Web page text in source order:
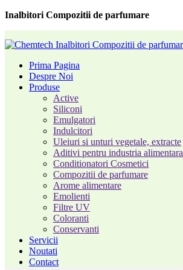
Inalbitori Compozitii de parfumare
Prima Pagina
Despre Noi
Produse
Active
Siliconi
Emulgatori
Indulcitori
Uleiuri si unturi vegetale, extracte
Aditivi pentru industria alimentara
Conditionatori Cosmetici
Compozitii de parfumare
Arome alimentare
Emolienti
Filtre UV
Coloranti
Conservanti
Servicii
Noutati
Contact